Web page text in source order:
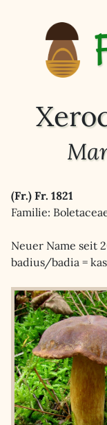
(Fr.) Fr. 1821
Familie:
Neuer Name seit
badius/badia =